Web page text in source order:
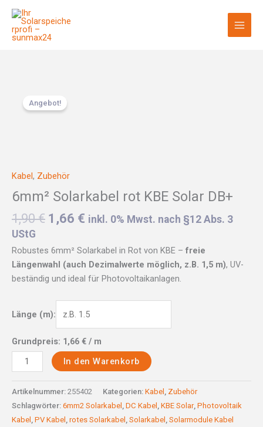
Zum
Inhalt
springen
Angebot!
Kabel, Zubehör
6mm² Solarkabel rot KBE Solar DB+
1,90€
Preis
1,66 € inkl. 0% Mwst. nach §12 Abs. 3
UStG
Robustes 6mm² Solarkabel in Rot von KBE – freie
Längenwahl (auch Dezimalwerte möglich, z.B. 1,5 m), UV-
beständig und ideal für Photovoltaikanlagen.
Länge (m):
Grundpreis: 1,66 € / m
Solarkabel
Menge
In den Warenkorb
Artikelnummer: 255402 Kategorien: Kabel , Zubehör
Schlagwörter: 6mm2 Solarkabel , DC Kabel , KBE Solar, Photovoltaik
Kabel , PV Kabel , rotes Solarkabel , Solarkabel , Solarmodule Kabel